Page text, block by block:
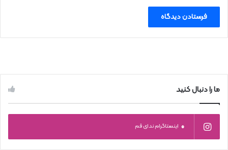
ما را دنبال کنید
0 اینستاگرام ندای قم